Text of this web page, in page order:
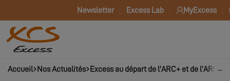
Newsletter Excess Lab MyExcess
Accueil Nos Actualités Excess au départ de l’ARC+ et de l’ARC